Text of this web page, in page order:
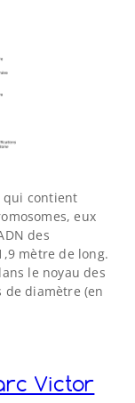
qui contient
eux
des
mètre de long.
le noyau des
diamètre (en
Victor